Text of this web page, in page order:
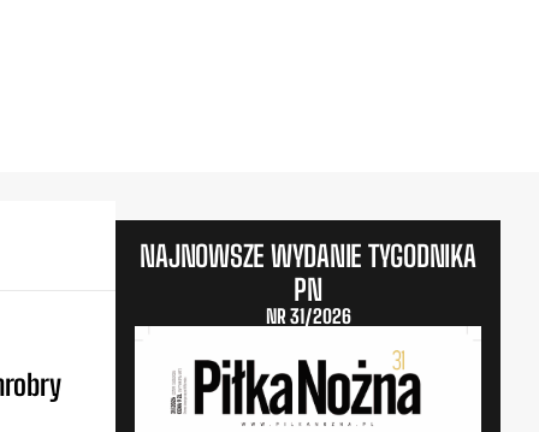
NAJNOWSZE WYDANIE TYGODNIKA
PN
NR 31/2026